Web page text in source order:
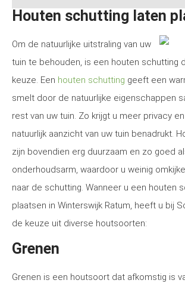
Houten schutting laten
Om de natuurlijke uitstraling van uw
tuin te behouden, is een houten schutting
keuze. Een houten schutting geeft een
smelt door de natuurlijke eigenschappen
rest van uw tuin. Zo krijgt u meer privacy
natuurlijk aanzicht van uw tuin benadrukt.
zijn bovendien erg duurzaam en zo goed
onderhoudsarm, waardoor u weinig
naar de schutting. Wanneer u een houten
plaatsen in Winterswijk Ratum, heeft u bij
de keuze uit diverse houtsoorten:
Grenen
Grenen is een houtsoort dat afkomstig is